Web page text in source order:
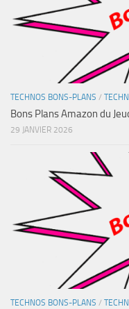
TECHNOS BONS-PLANS /
Bons Plans Amazon du
29 JANVIER 2026
TECHNOS BONS-PLANS /